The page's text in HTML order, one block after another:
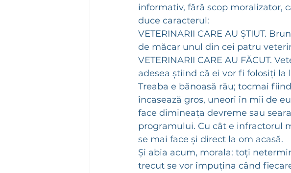
informativ, fără scop moralizator,
duce caracterul:
VETERINARII CARE AU ȘTIUT.
de măcar unul din cei patru
VETERINARII CARE AU FĂCUT.
adesea știind că ei vor fi folosiți
Treaba e bănoasă rău; tocmai
încasează gros, uneori în mii de
face dimineața devreme sau
programului. Cu cât e infractorul
se mai face și direct la om acasă.
Și abia acum, morala: toți
trecut se vor împuțina când